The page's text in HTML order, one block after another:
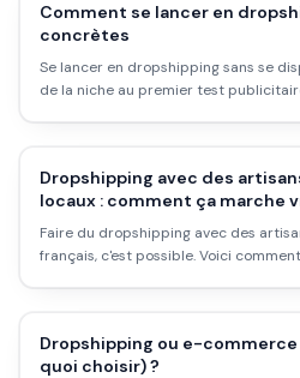
Comment se lancer en
concrètes
Se lancer en dropshipping sans se
de la niche au premier test
Dropshipping avec des
locaux : comment ça marche
Faire du dropshipping avec des
français, c'est possible. Voici
Dropshipping ou e-
quoi choisir) ?